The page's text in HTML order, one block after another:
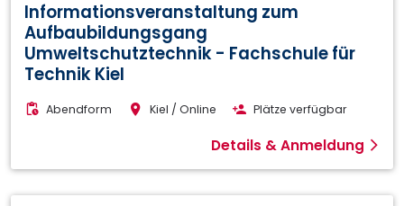
Informationsveranstaltung zum
Aufbaubildungsgang
Umweltschutztechnik - Fachschule für
Technik Kiel
Abendform Kiel / Online Plätze verfügbar
Details & Anmeldung